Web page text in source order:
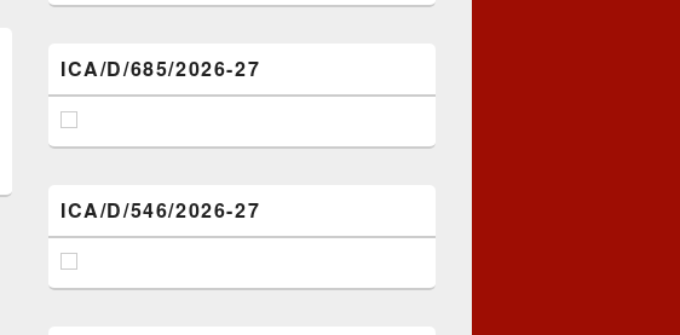
ICA/D/685/2026-27
ICA/D/546/2026-27